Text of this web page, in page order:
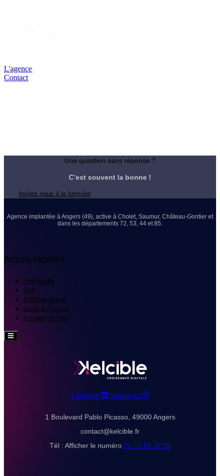
L'agence
Contact
Une question sans réponse ?
C’est souvent la bonne !
Invitez-nous à la formuler
Agence implantée à Angers (49), active à Cholet, Saumur, Château-Gontier et
dans les départements 72, 53, 44 et 85.
Accès rapides
Paid media
SEO
CRM Marketing
Datas & Tracking
Création de sites
Hamburger
Toggle
Linkedin Instagram
1 Boulevard Pablo Picasso, 49000 Angers
contact@kelcible.fr
Tél : Afficher le numéro 02 72 88 10 95